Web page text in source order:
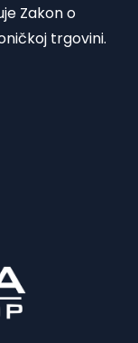
Zakon o
trgovini.